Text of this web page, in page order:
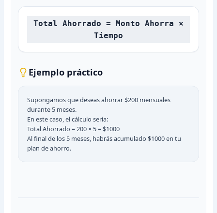
Total Ahorrado = Monto Ahorra ×
Tiempo
Ejemplo práctico
Supongamos que deseas ahorrar $200 mensuales
durante 5 meses.
En este caso, el cálculo sería:
Total Ahorrado = 200 × 5 = $1000
Al final de los 5 meses, habrás acumulado $1000 en tu
plan de ahorro.